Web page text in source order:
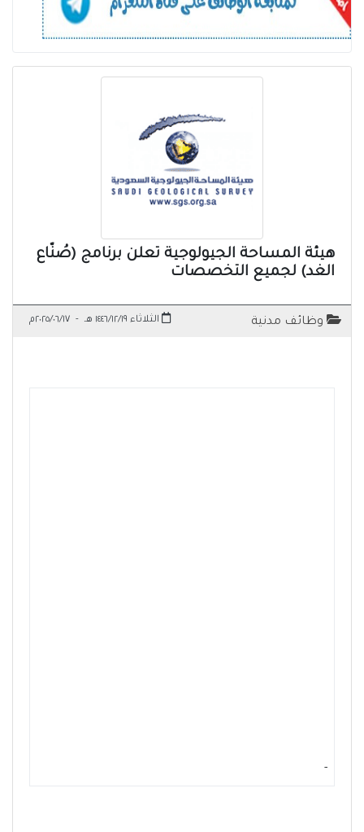
هيئة المساحة الجيولوجية تعلن برنامج (صُنّاع
الغد) لجميع التخصصات
وظائف مدنية الثلاثاء ١٤٤٦/١٢/١٩ هـ - ٢٠٢٥/٠٦/١٧م
-